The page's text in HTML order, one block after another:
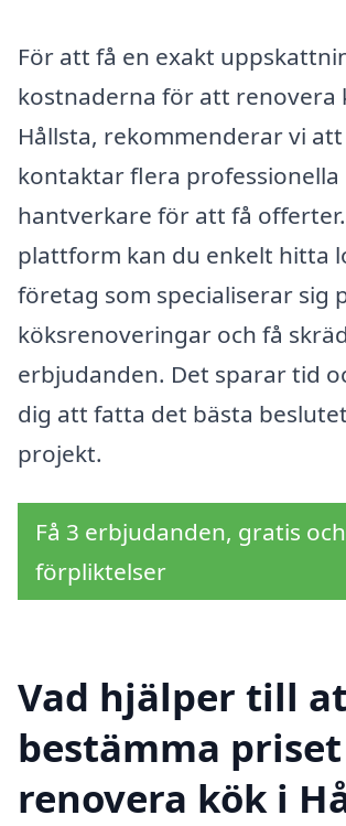
För att få en exakt
kostnaderna för att renovera
Hållsta, rekommenderar vi
kontaktar flera professionella
hantverkare för att få
plattform kan du enkelt hitta
företag som specialiserar sig
köksrenoveringar och få
erbjudanden. Det sparar tid
dig att fatta det bästa
projekt.
Få 3 erbjudanden, gratis
förpliktelser
Vad hjälper till
bestämma
renovera kök i